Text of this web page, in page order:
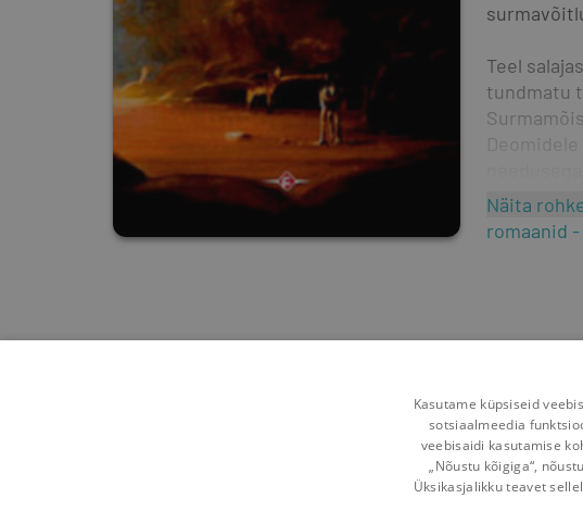
Teel
tundmatu
Näita
romaanid
Kasutame küpsiseid
sotsiaalmeedia
veebisaidi kasutamise
„Nõustu kõigiga“,
Üksikasjalikku teavet